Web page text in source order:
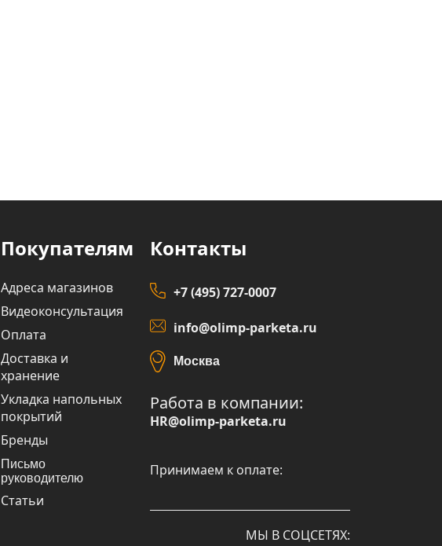
Покупателям
Адреса магазинов
Видеоконсультация
Оплата
Доставка и
хранение
Укладка напольных
покрытий
Бренды
Письмо
руководителю
Статьи
Контакты
+7 (495) 727-0007
info@olimp-parketa.ru
Москва
Работа в компании:
HR@olimp-parketa.ru
Принимаем к оплате:
МЫ В СОЦСЕТЯХ: